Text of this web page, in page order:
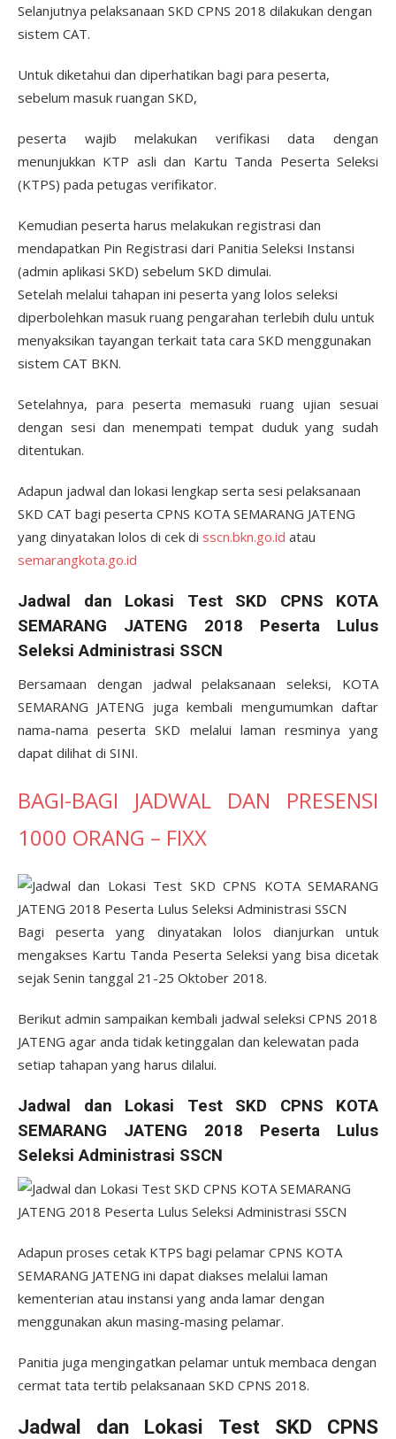
Selanjutnya pelaksanaan SKD CPNS 2018 dilakukan dengan
sistem CAT.
Untuk diketahui dan diperhatikan bagi para peserta,
sebelum masuk ruangan SKD,
peserta wajib melakukan verifikasi data dengan
menunjukkan KTP asli dan Kartu Tanda Peserta Seleksi
(KTPS) pada petugas verifikator.
Kemudian peserta harus melakukan registrasi dan
mendapatkan Pin Registrasi dari Panitia Seleksi Instansi
(admin aplikasi SKD) sebelum SKD dimulai.
Setelah melalui tahapan ini peserta yang lolos seleksi
diperbolehkan masuk ruang pengarahan terlebih dulu untuk
menyaksikan tayangan terkait tata cara SKD menggunakan
sistem CAT BKN.
Setelahnya, para peserta memasuki ruang ujian sesuai
dengan sesi dan menempati tempat duduk yang sudah
ditentukan.
Adapun jadwal dan lokasi lengkap serta sesi pelaksanaan
SKD CAT bagi peserta CPNS KOTA SEMARANG JATENG
yang dinyatakan lolos di cek di sscn.bkn.go.id atau
semarangkota.go.id
Jadwal dan Lokasi Test SKD CPNS KOTA
SEMARANG JATENG 2018 Peserta Lulus
Seleksi Administrasi SSCN
Bersamaan dengan jadwal pelaksanaan seleksi, KOTA
SEMARANG JATENG juga kembali mengumumkan daftar
nama-nama peserta SKD melalui laman resminya yang
dapat dilihat di SINI.
BAGI-BAGI JADWAL DAN PRESENSI
1000 ORANG – FIXX
Bagi peserta yang dinyatakan lolos dianjurkan untuk
mengakses Kartu Tanda Peserta Seleksi yang bisa dicetak
sejak Senin tanggal 21-25 Oktober 2018.
Berikut admin sampaikan kembali jadwal seleksi CPNS 2018
JATENG agar anda tidak ketinggalan dan kelewatan pada
setiap tahapan yang harus dilalui.
Jadwal dan Lokasi Test SKD CPNS KOTA
SEMARANG JATENG 2018 Peserta Lulus
Seleksi Administrasi SSCN
Adapun proses cetak KTPS bagi pelamar CPNS KOTA
SEMARANG JATENG ini dapat diakses melalui laman
kementerian atau instansi yang anda lamar dengan
menggunakan akun masing-masing pelamar.
Panitia juga mengingatkan pelamar untuk membaca dengan
cermat tata tertib pelaksanaan SKD CPNS 2018.
Jadwal dan Lokasi Test SKD CPNS